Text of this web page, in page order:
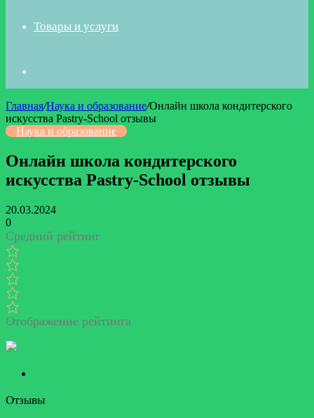
Товары и услуги
Главная/Наука и образование/Онлайн школа кондитерского
искусства Pastry-School отзывы
Наука и образование
Онлайн школа кондитерского
искусства Pastry-School отзывы
20.03.2024
0
Средний рейтинг
Отображение рейтинга
Отзывы